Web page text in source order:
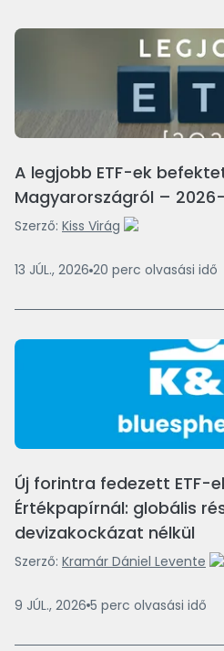
A legjobb ETF-ek
Magyarországról –
Szerző: Kiss Virág
13 JÚL., 2026 20 perc olvasási idő
Új forintra fedezett ETF-
Értékpapírnál: globális
devizakockázat nélkül
Szerző: Kramár Dániel Levente
9 JÚL., 2026 5 perc olvasási idő